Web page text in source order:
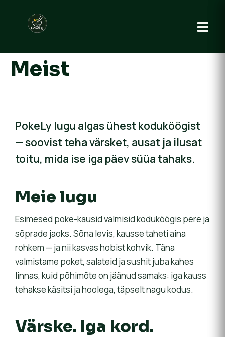
Meist
PokeLy lugu algas ühest koduköögist
— soovist teha värsket, ausat ja ilusat
toitu, mida ise iga päev süüa tahaks.
Meie lugu
Esimesed poke-kausid valmisid koduköögis pere ja
sõprade jaoks. Sõna levis, kausse taheti aina
rohkem — ja nii kasvas hobist kohvik. Täna
valmistame poket, salateid ja sushit juba kahes
linnas, kuid põhimõte on jäänud samaks: iga kauss
tehakse käsitsi ja hoolega, täpselt nagu kodus.
Värske. Iga kord.